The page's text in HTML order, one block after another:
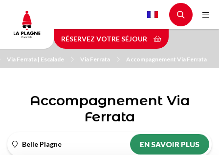
contenu
principal
RÉSERVEZ VOTRE SÉJOUR
Via Ferrata | Escalade Via Ferrata Accompagnement Via Ferrata
Accompagnement Via
Ferrata
Belle Plagne EN SAVOIR PLUS